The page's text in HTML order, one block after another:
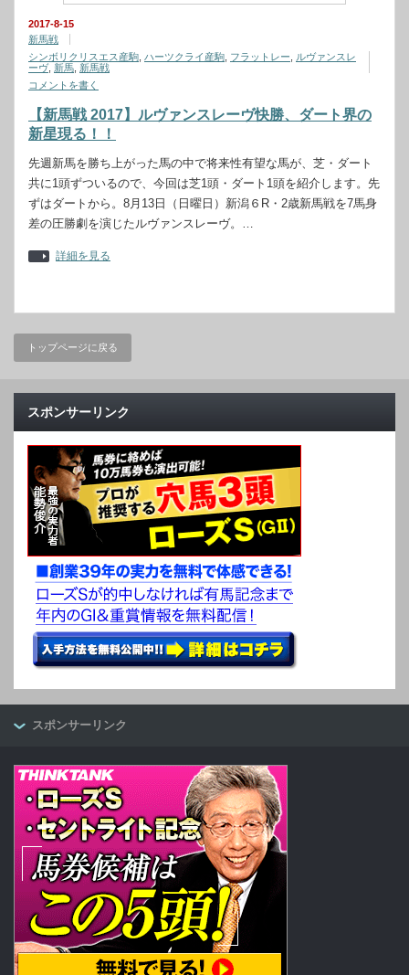
2017-8-15
新馬戦
シンボリクリスエス産駒 ハーツクライ産駒 フラットレー
ルヴァンスレ
ーヴ, 新馬 新馬戦
コメントを書く
【新馬戦 2017】ルヴァンスレーヴ快勝、ダート界の
新星現る！！
先週新馬を勝ち上がった馬の中で将来性有望な馬が、芝・ダート
共に1頭ずついるので、今回は芝1頭・ダート1頭を紹介します。先
ずはダートから。8月13日（日曜日）新潟６R・2歳新馬戦を7馬身
差の圧勝劇を演じたルヴァンスレーヴ。…
詳細を見る
トップページに戻る
スポンサーリンク
スポンサーリンク